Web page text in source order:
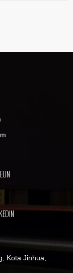
Kota Jinhua,